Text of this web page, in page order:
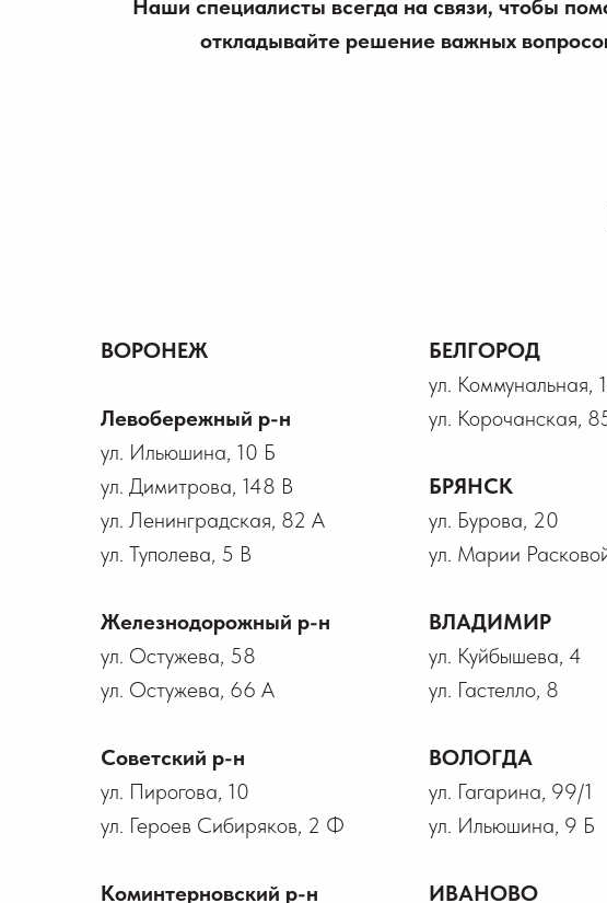
Наши специалисты всегда на связи, чтобы
откладывайте решение важных
ВОРОНЕЖ
Левобережный р-н
ул. Ильюшина, 10 Б
ул. Димитрова, 148 В
ул. Ленинградская, 82 А
ул. Туполева, 5 В
Железнодорожный р-н
ул. Остужева, 58
ул. Остужева, 66 А
Советский р-н
ул. Пирогова, 10
ул. Героев Сибиряков, 2 Ф
Коминтерновский р-н
БЕЛГОРОД
ул. Коммунальная,
ул. Корочанская,
БРЯНСК
ул. Бурова, 20
ул. Марии
ВЛАДИМИР
ул. Куйбышева, 4
ул. Гастелло, 8
ВОЛОГДА
ул. Гагарина, 99/1
ул. Ильюшина, 9 Б
ИВАНОВО